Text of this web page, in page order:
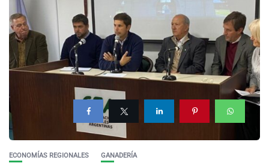
ECONOMÍAS REGIONALES GANADERÍA